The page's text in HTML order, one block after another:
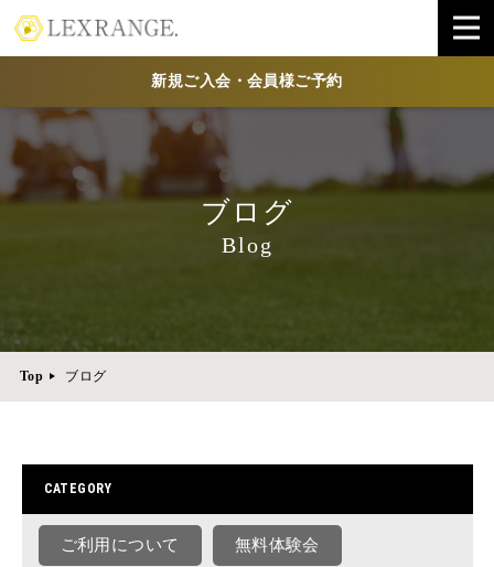
新規ご入会・会員様ご予約
ブログ
Blog
Top ブログ
CATEGORY
ご利用について 無料体験会